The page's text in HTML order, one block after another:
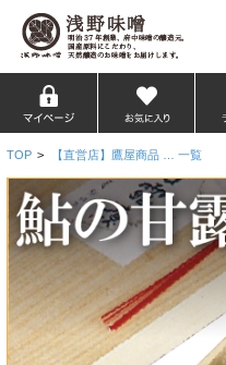
TOP > 【直営店】鷹屋商品 … 一覧